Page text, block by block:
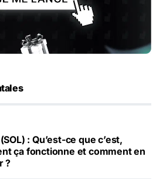
: Qu’est-ce que c’est,
ça fonctionne et comment en
?